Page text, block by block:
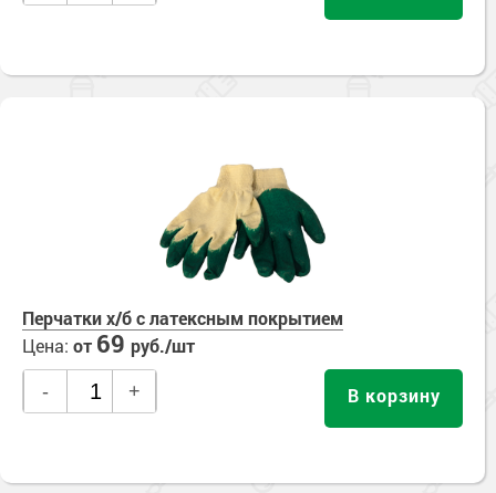
Перчатки х/б с латексным покрытием
Цена: от 69 руб./шт
- + В корзину